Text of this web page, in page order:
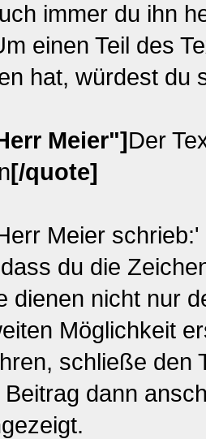
immer du ihn
einen Teil des
hat, würdest du
Meier"]Der
[/quote]
Meier
du die
dienen nicht nur
Möglichkeit
schließe den
dann